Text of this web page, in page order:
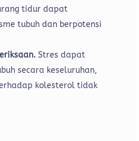
tidur dapat
tubuh dan berpotensi
Stres dapat
secara keseluruhan,
kolesterol tidak